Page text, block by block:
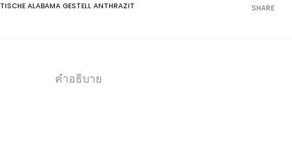
TISCHE ALABAMA GESTELL ANTHRAZIT SHARE
คำอธิบาย